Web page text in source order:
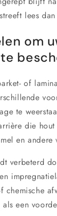
lees
om
of
te
die
en
verbeterd
een